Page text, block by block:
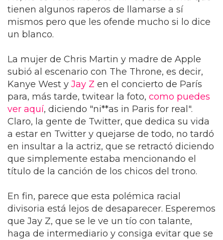
tienen algunos raperos de llamarse a sí
mismos pero que les ofende mucho si lo dice
un blanco.
La mujer de Chris Martin y madre de Apple
subió al escenario con The Throne, es decir,
Kanye West y Jay Z en el concierto de París
para, más tarde, twitear la foto, como puedes
ver aquí, diciendo "ni**as in Paris for real".
Claro, la gente de Twitter, que dedica su vida
a estar en Twitter y quejarse de todo, no tardó
en insultar a la actriz, que se retractó diciendo
que simplemente estaba mencionando el
título de la canción de los chicos del trono.
En fin, parece que esta polémica racial
divisoria está lejos de desaparecer. Esperemos
que Jay Z, que se le ve un tío con talante,
haga de intermediario y consiga evitar que se